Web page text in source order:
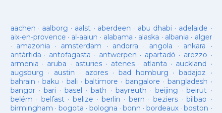
aachen · aalborg · aalst · aberdeen · abu dhabi · adelaide ·
aix-en-provence · al-aaiun · alabama · alaska · albania · alger
· amazonia · amsterdam · andorra · angola · ankara ·
antàrtida · antofagasta · antwerpen · apartadó · arezzo ·
armenia · aruba · asturies· atenes· atlanta · auckland ·
augsburg · austin · azores·bad homburg ·badajoz ·
bahrain ·baku · bali ·baltimore ·bangalore · bangladesh ·
bangor· bari ·basel ·bath · bayreuth ·beijing ·beirut ·
belém · belfast· belize · berlin ·bern ·beziers ·bilbao ·
birmingham · bogota · bologna ·bonn ·bordeaux ·boston ·